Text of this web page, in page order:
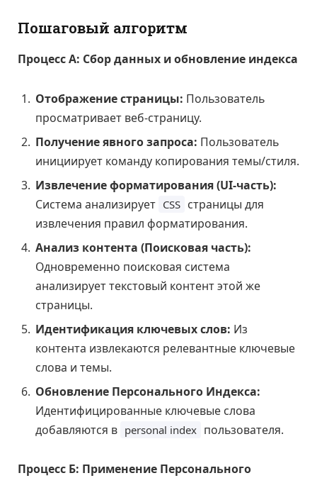
Пошаговый алгоритм
Процесс А: Сбор данных и обновление индекса
Отображение страницы: Пользователь
просматривает веб-страницу.
Получение явного запроса: Пользователь
инициирует команду копирования темы/стиля.
Извлечение форматирования (UI-часть):
Система анализирует CSS страницы для
извлечения правил форматирования.
Анализ контента (Поисковая часть):
Одновременно поисковая система
анализирует текстовый контент этой же
страницы.
Идентификация ключевых слов: Из
контента извлекаются релевантные ключевые
слова и темы.
Обновление Персонального Индекса:
Идентифицированные ключевые слова
добавляются в personal index пользователя.
Процесс Б: Применение Персонального